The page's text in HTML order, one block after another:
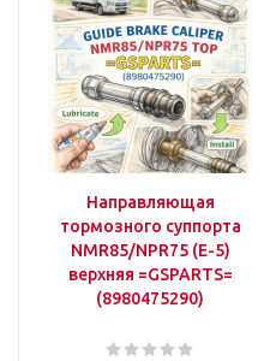
Направляющая
тормозного суппорта
NMR85/NPR75 (E-5)
верхняя =GSPARTS=
(8980475290)